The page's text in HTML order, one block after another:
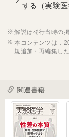
する（実験医
解説は発行当時の
本コンテンツは，
規追加・再編集し
関連書籍